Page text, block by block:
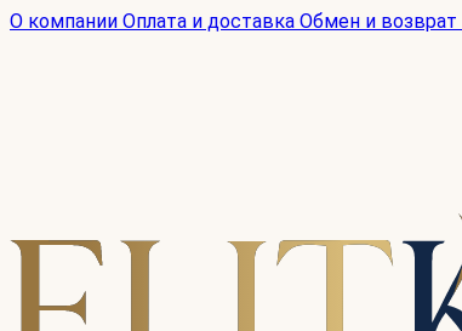
О компании Оплата и доставка Обмен и возврат